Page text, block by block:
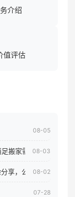
介绍
值评估
08-05
搬家需求！08-03
享，公司员工电脑核
08-02
07-28